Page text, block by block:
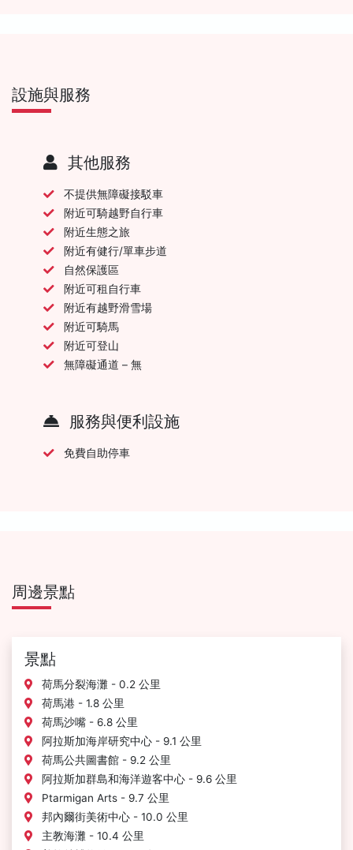
設施與服務
其他服務
不提供無障礙接駁車
附近可騎越野自行車
附近生態之旅
附近有健行/單車步道
自然保護區
附近可租自行車
附近有越野滑雪場
附近可騎馬
附近可登山
無障礙通道 – 無
服務與便利設施
免費自助停車
周邊景點
景點
荷馬分裂海灘 - 0.2 公里
荷馬港 - 1.8 公里
荷馬沙嘴 - 6.8 公里
阿拉斯加海岸研究中心 - 9.1 公里
荷馬公共圖書館 - 9.2 公里
阿拉斯加群島和海洋遊客中心 - 9.6 公里
Ptarmigan Arts - 9.7 公里
邦內爾街美術中心 - 10.0 公里
主教海灘 - 10.4 公里